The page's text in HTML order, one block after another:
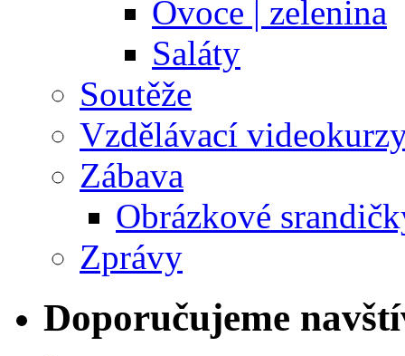
Ovoce | zelenina
Saláty
Soutěže
Vzdělávací
Zábava
Obrázkové
Zprávy
Doporučujeme